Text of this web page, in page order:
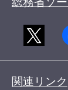
関連リンク